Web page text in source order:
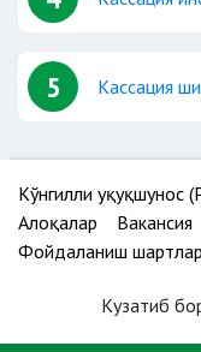
5 Кассация
Кўнгилли ҳуқуқшунос
Алоқалар
Вакансия
Фойдаланиш
Кузатиб